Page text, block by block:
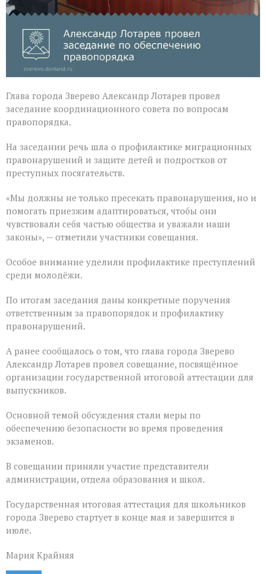
Глава города Зверево Александр Лотарев провел
заседание координационного совета по вопросам
правопорядка.
На заседании речь шла о профилактике миграционных
правонарушений и защите детей и подростков от
преступных посягательств.
«Мы должны не только пресекать правонарушения, но и
помогать приезжим адаптироваться, чтобы они
чувствовали себя частью общества и уважали наши
законы», — отметили участники совещания.
Особое внимание уделили профилактике преступлений
среди молодёжи.
По итогам заседания даны конкретные поручения
ответственным за правопорядок и профилактику
правонарушений.
А ранее сообщалось о том, что глава города Зверево
Александр Лотарев провел совещание, посвящённое
организации государственной итоговой аттестации для
выпускников.
Основной темой обсуждения стали меры по
обеспечению безопасности во время проведения
экзаменов.
В совещании приняли участие представители
администрации, отдела образования и школ.
Государственная итоговая аттестация для школьников
города Зверево стартует в конце мая и завершится в
июле.
Мария Крайняя